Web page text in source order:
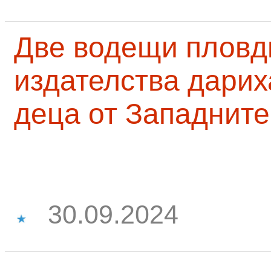
Две водещи
издателства
деца от
30.09.2024